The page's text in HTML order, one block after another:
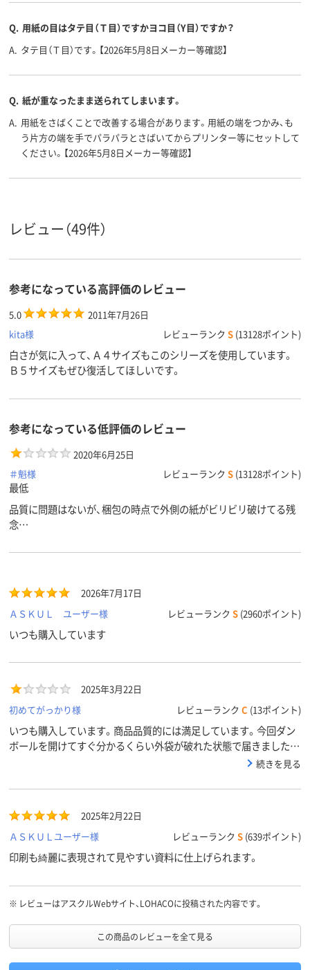
サイズ
mm）、A3
mm）、A3
アスクル
45 45 70
Q. 用紙の目はタテ目（Ｔ目）ですかヨコ目（Y目）ですか？
A. タテ目（Ｔ目）です。【2026年5月8日メーカー等確認】
Q. 紙が重なったまま送られてしまいます。
A. 用紙をさばくことで改善する場合があります。用紙の端をつかみ、も
う片方の端を手でパラパラとさばいてからプリンター等にセットして
ください。【2026年5月8日メーカー等確認】
レビュー（49件）
参考になっている高評価のレビュー
5.0
2011年7月26日
kita様
レビューランク S (13128ポイント)
白さが気に入って、Ａ４サイズもこのシリーズを使用しています。
Ｂ５サイズもぜひ復活してほしいです。
参考になっている低評価のレビュー
2020年6月25日
＃魁様
レビューランク S (13128ポイント)
最低
品質に問題はないが、梱包の時点で外側の紙がビリビリ破けてる残
念…
2026年7月17日
ＡＳＫＵＬ ユーザー様
レビューランク S (2960ポイント)
いつも購入しています
2025年3月22日
初めてがっかり様
レビューランク C (13ポイント)
いつも購入しています。商品品質的には満足しています。今回ダン
ボールを開けてすぐ分かるくらい外袋が破れた状態で届きました。
それも結構な破損具合です。一冊の重さが割とあるのに対して外袋
すが、「気づかなかった」では済まされない程度の破損具合でした。
ませんが、次回からはこの様な事がないようにしてもらいたいで
す。
続きを見る
2025年2月22日
ＡＳＫＵＬユーザー様
レビューランク S (639ポイント)
印刷も綺麗に表現されて見やすい資料に仕上げられます。
※ レビューはアスクルWebサイト、LOHACOに投稿された内容です。
この商品のレビューを全て見る